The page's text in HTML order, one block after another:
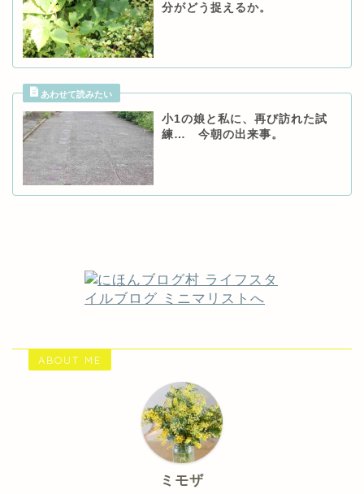
分がどう捉えるか。
小1の娘と私に、再び訪れた試
練… 今朝の出来事。
ABOUT ME
ミモザ